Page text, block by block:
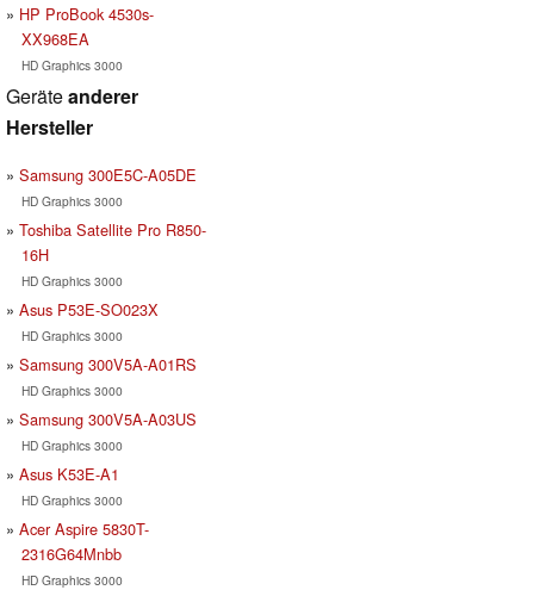
HP ProBook 4530s-
XX968EA
HD Graphics 3000
Geräteanderer
Hersteller
Samsung 300E5C-A05DE
HD Graphics 3000
Toshiba Satellite Pro R850-
16H
HD Graphics 3000
Asus P53E-SO023X
HD Graphics 3000
Samsung 300V5A-A01RS
HD Graphics 3000
Samsung 300V5A-A03US
HD Graphics 3000
Asus K53E-A1
HD Graphics 3000
Acer Aspire 5830T-
2316G64Mnbb
HD Graphics 3000